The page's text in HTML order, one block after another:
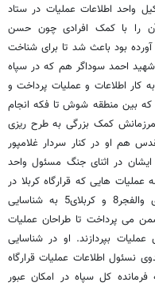
واحد اطلاعات عملیات در ستاد
را با کمک افرادی چون حسن
بود باعث شد تا برای شناخت
احمد سوداگر هم که در سپاه
کار اطلاعات و عملیات پرداخت و
که بین منطقه شوش تا فکه انجام
کمک بزرگی به طرح ریزی
هم او در کنار سردار غلامپور
در اثنای جنگ مسئول واحد
عملیات هایی که قرارگاه کربلا در
اجرای آنها نقش داشت از جمله عملیات های والفجر8 و کربلای5 به شناسایی
می پرداخت تا طراحان عملیات
عملیات بپردازند. او در شناسایی
نسئول اطلاعات عملیات قرارگاه
کل سپاه در امکان عبور